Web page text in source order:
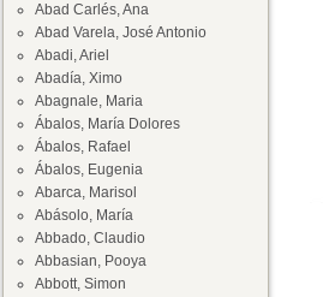
Abad Carlés, Ana
Abad Varela, José Antonio
Abadi, Ariel
Abadía, Ximo
Abagnale, Maria
Ábalos, María Dolores
Ábalos, Rafael
Ábalos, Eugenia
Abarca, Marisol
Abásolo, María
Abbado, Claudio
Abbasian, Pooya
Abbott, Simon